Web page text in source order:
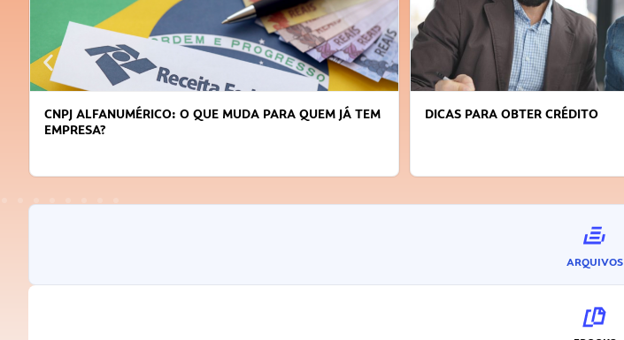
CNPJ ALFANUMÉRICO: O QUE MUDA PARA QUEM JÁ TEM
EMPRESA?
DICAS PARA OBTER CRÉDITO
ARQUIVOS